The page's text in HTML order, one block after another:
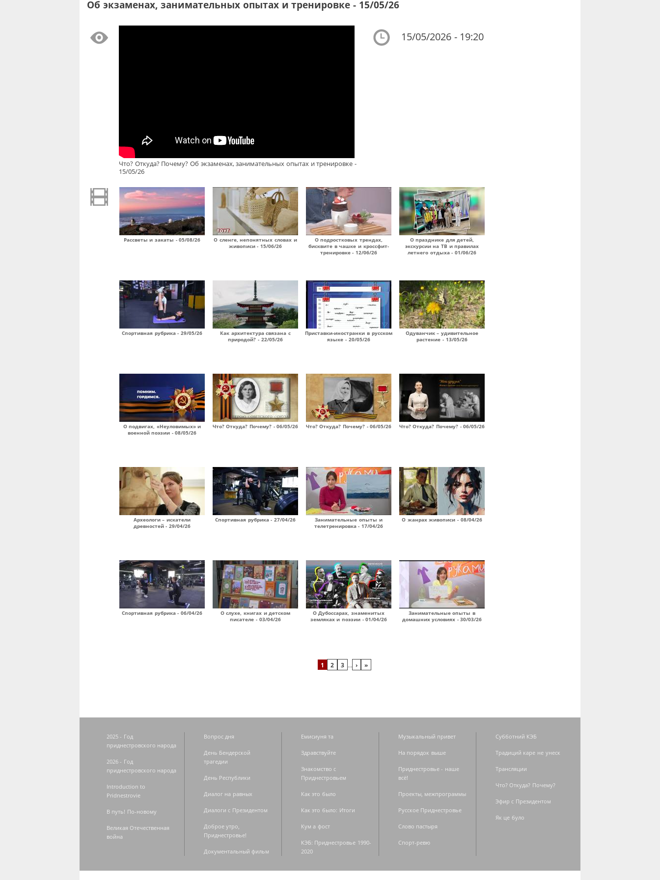
Об экзаменах, занимательных опытах и тренировке - 15/05/26
Что? Откуда? Почему? Об экзаменах, занимательных опытах и тренировке -
15/05/26
15/05/2026 - 19:20
Рассветы и закаты - 05/08/26
О сленге, непонятных словах и
живописи - 15/06/26
О подростковых трендах,
бисквите в чашке и кроссфит-
тренировке - 12/06/26
О празднике для детей,
экскурсии на ТВ и правилах
летнего отдыха - 01/06/26
Спортивная рубрика - 29/05/26
Как архитектура связана с
природой? - 22/05/26
Приставки-иностранки в русском
языке - 20/05/26
Одуванчик – удивительное
растение - 13/05/26
О подвигах, «Неуловимых» и
военной поэзии - 08/05/26
Что? Откуда? Почему? - 06/05/26 Что? Откуда? Почему? - 06/05/26 Что? Откуда? Почему? - 06/05/26
Археологи – искатели
древностей - 29/04/26
Спортивная рубрика - 27/04/26
Занимательные опыты и
телетренировка - 17/04/26
О жанрах живописи - 08/04/26
Спортивная рубрика - 06/04/26
О слухе, книгах и детском
писателе - 03/04/26
О Дубоссарах, знаменитых
земляках и поэзии - 01/04/26
Занимательные опыты в
домашних условиях - 30/03/26
1 2 3 … › »
2025 - Год
приднестровского народа
2026 - Год
приднестровского народа
Introduction to
Pridnestrovie
В путь! По-новому
Великая Отечественная
война
Вопрос дня
День Бендерской
трагедии
День Республики
Диалог на равных
Диалоги с Президентом
Доброе утро,
Приднестровье!
Документальный фильм
Емисиуня та
Здравствуйте
Знакомство с
Приднестровьем
Как это было
Как это было: Итоги
Кум а фост
КЭБ: Приднестровье 1990-
2020
Музыкальный привет
На порядок выше
Приднестровье - наше
всё!
Проекты, межпрограммы
Русское Приднестровье
Слово пастыря
Спорт-ревю
Субботний КЭБ
Традиций каре не унеск
Трансляции
Что? Откуда? Почему?
Эфир с Президентом
Як це було